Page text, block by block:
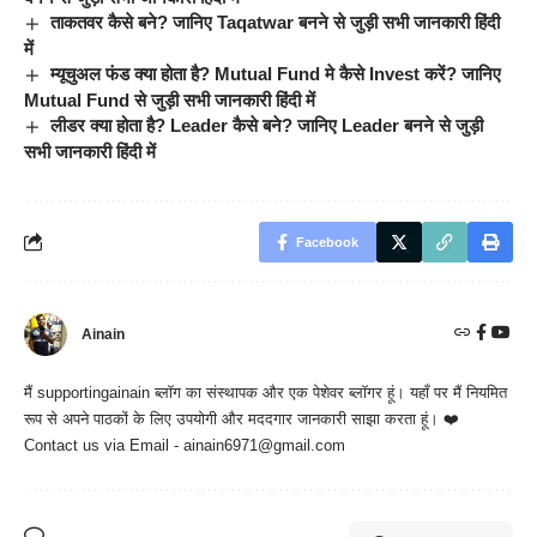
ताकतवर कैसे बने? जानिए Taqatwar बनने से जुड़ी सभी जानकारी हिंदी
में
म्यूचुअल फंड क्या होता है? Mutual Fund मे कैसे Invest करें? जानिए
Mutual Fund से जुड़ी सभी जानकारी हिंदी में
लीडर क्या होता है? Leader कैसे बने? जानिए Leader बनने से जुड़ी
सभी जानकारी हिंदी में
Facebook
Ainain
मैं supportingainain ब्लॉग का संस्थापक और एक पेशेवर ब्लॉगर हूं। यहाँ पर मैं नियमित
रूप से अपने पाठकों के लिए उपयोगी और मददगार जानकारी साझा करता हूं। ❤️
Contact us via Email - ainain6971@gmail.com